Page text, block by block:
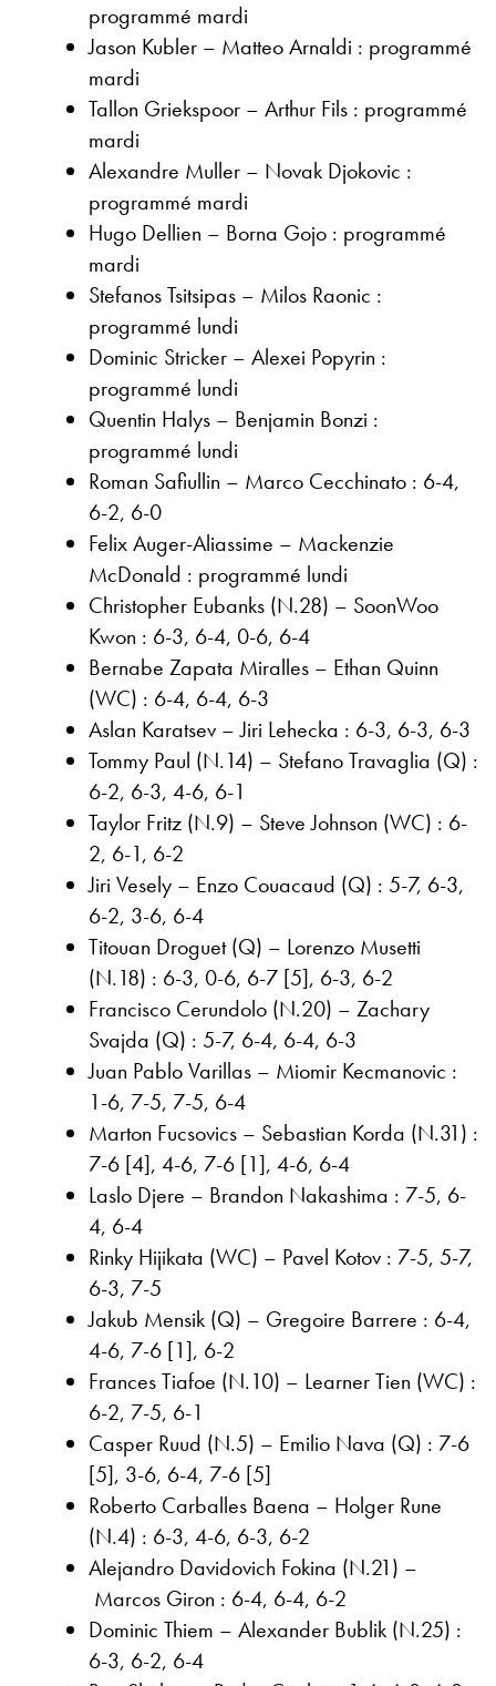
programmé mardi
Jason Kubler – Matteo Arnaldi : programmé
mardi
Tallon Griekspoor – Arthur Fils : programmé
mardi
Alexandre Muller – Novak Djokovic :
programmé mardi
Hugo Dellien – Borna Gojo : programmé
mardi
Stefanos Tsitsipas – Milos Raonic :
programmé lundi
Dominic Stricker – Alexei Popyrin :
programmé lundi
Quentin Halys – Benjamin Bonzi :
programmé lundi
Roman Safiullin – Marco Cecchinato : 6-4,
6-2, 6-0
Felix Auger-Aliassime – Mackenzie
McDonald : programmé lundi
Christopher Eubanks (N.28) – SoonWoo
Kwon : 6-3, 6-4, 0-6, 6-4
Bernabe Zapata Miralles – Ethan Quinn
(WC) : 6-4, 6-4, 6-3
Aslan Karatsev – Jiri Lehecka : 6-3, 6-3, 6-3
Tommy Paul (N.14) – Stefano Travaglia (Q) :
6-2, 6-3, 4-6, 6-1
Taylor Fritz (N.9) – Steve Johnson (WC) : 6-
2, 6-1, 6-2
Jiri Vesely – Enzo Couacaud (Q) : 5-7, 6-3,
6-2, 3-6, 6-4
Titouan Droguet (Q) – Lorenzo Musetti
(N.18) : 6-3, 0-6, 6-7 [5], 6-3, 6-2
Francisco Cerundolo (N.20) – Zachary
Svajda (Q) : 5-7, 6-4, 6-4, 6-3
Juan Pablo Varillas – Miomir Kecmanovic :
1-6, 7-5, 7-5, 6-4
Marton Fucsovics – Sebastian Korda (N.31) :
7-6 [4], 4-6, 7-6 [1], 4-6, 6-4
Laslo Djere – Brandon Nakashima : 7-5, 6-
4, 6-4
Rinky Hijikata (WC) – Pavel Kotov : 7-5, 5-7,
6-3, 7-5
Jakub Mensik (Q) – Gregoire Barrere : 6-4,
4-6, 7-6 [1], 6-2
Frances Tiafoe (N.10) – Learner Tien (WC) :
6-2, 7-5, 6-1
Casper Ruud (N.5) – Emilio Nava (Q) : 7-6
[5], 3-6, 6-4, 7-6 [5]
Roberto Carballes Baena – Holger Rune
(N.4) : 6-3, 4-6, 6-3, 6-2
Alejandro Davidovich Fokina (N.21) –
Marcos Giron : 6-4, 6-4, 6-2
Dominic Thiem – Alexander Bublik (N.25) :
6-3, 6-2, 6-4